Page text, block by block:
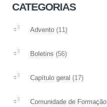
CATEGORIAS
Advento (11)
Boletins (56)
Capítulo geral (17)
Comunidade de Formação